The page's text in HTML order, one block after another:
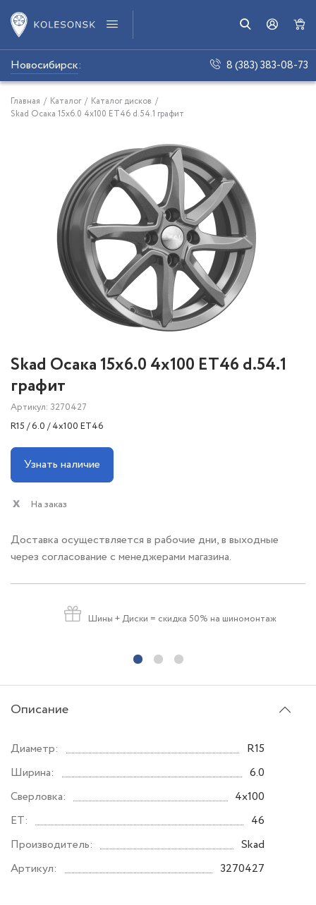
Новосибирск: 8 (383) 383-08-73
Главная / Каталог / Каталог дисков /
Skad Осака 15x6.0 4x100 ET46 d.54.1 графит
Skad Осака 15x6.0 4x100 ET46 d.54.1
графит
Артикул: 3270427
R15 / 6.0 / 4x100 ET46
Узнать наличие
На заказ
Доставка осуществляется в рабочие дни, в выходные
через согласование с менеджерами магазина.
Шины + Диски = скидка 50% на шиномонтаж
Описание
Диаметр:
R15
Ширина:
6.0
Сверловка:
4x100
ET:
46
Производитель:
Skad
Артикул:
3270427